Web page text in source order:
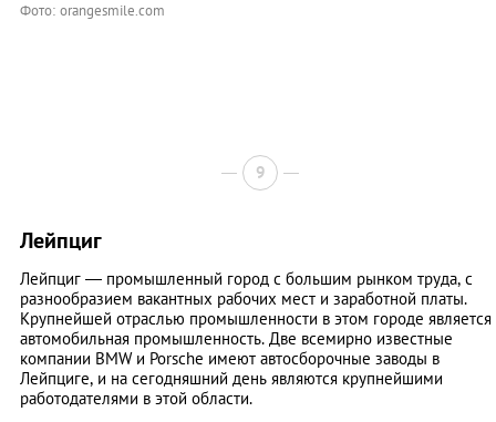
Фото: orangesmile.com
9
Лейпциг
Лейпциг — промышленный город с большим рынком труда, с
разнообразием вакантных рабочих мест и заработной платы.
Крупнейшей отраслью промышленности в этом городе является
автомобильная промышленность. Две всемирно известные
компании BMW и Porsche имеют автосборочные заводы в
Лейпциге, и на сегодняшний день являются крупнейшими
работодателями в этой области.